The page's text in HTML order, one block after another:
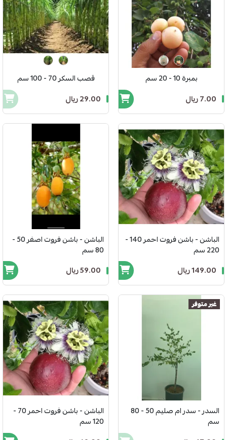
بمبرة 10 - 20 سم
7.00 ريال
قصب السكر 70 - 100 سم
29.00 ريال
الباشن - باشن فروت احمر 140 -
220 سم
149.00 ريال
الباشن - باشن فروت اصفر 50 -
80 سم
59.00 ريال
غير متوفر
السدر - سدر ام صليم 50 - 80
سم
الباشن - باشن فروت احمر 70 -
120 سم